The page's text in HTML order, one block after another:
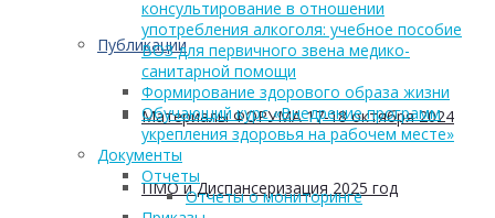
Публикации
Материалы ФОРУМА 17-18 октября 2024
ПМО и Диспансеризация 2025 год
консультирование в отношении
употребления алкоголя: учебное пособие
ВОЗ для первичного звена медико-
санитарной помощи
Формирование здорового образа жизни
Обучающий курс «Внедрение программ
укрепления здоровья на рабочем месте»
Документы
Отчеты
Отчеты о мониторинге